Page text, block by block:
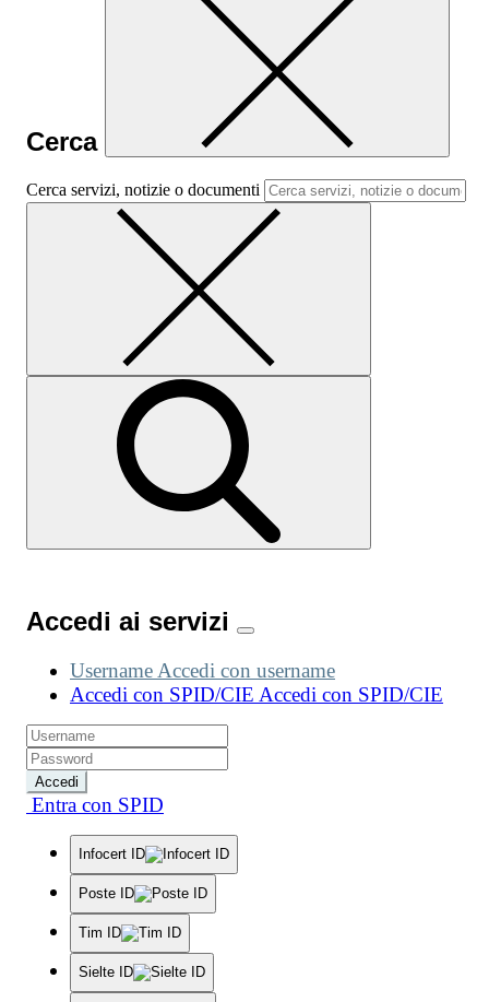
Cerca
Cerca servizi, notizie o documenti
Accedi ai servizi
Username Accedi con username
Accedi con SPID/CIE Accedi con SPID/CIE
Accedi
Entra con SPID
Infocert ID
Poste ID
Tim ID
Sielte ID